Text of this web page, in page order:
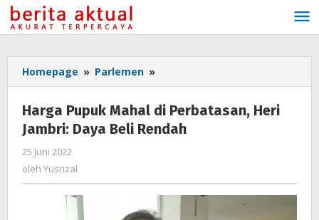
Lewati
ke
konten
Homepage » Parlemen »
Pupuk
Mahal
di
Perbatasan,
Rendah
Harga Pupuk Mahal di Perbatasan, Heri
Jambri: Daya Beli Rendah
25 Juni 2022
oleh Yusrizal